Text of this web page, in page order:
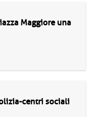
Maggiore una
centri sociali